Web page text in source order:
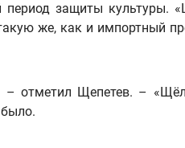
защиты культуры.
же, как и импортный
– отметил Щепетев. –